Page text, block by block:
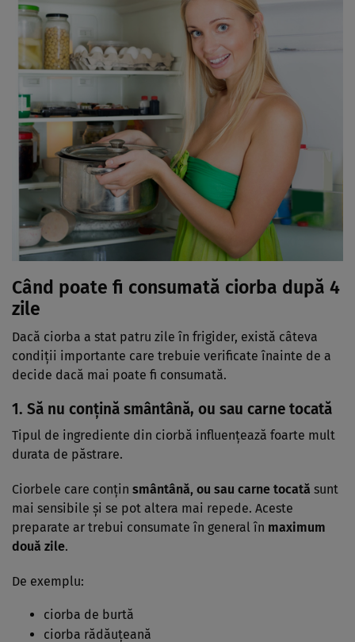
Când poate fi consumată ciorba după 4
zile
Dacă ciorba a stat patru zile în frigider, există câteva
condiții importante care trebuie verificate înainte de a
decide dacă mai poate fi consumată.
1. Să nu conțină smântână, ou sau carne tocată
Tipul de ingrediente din ciorbă influențează foarte mult
durata de păstrare.
Ciorbele care conțin smântână, ou sau carne tocată sunt
mai sensibile și se pot altera mai repede. Aceste
preparate ar trebui consumate în general în maximum
două zile.
De exemplu:
ciorba de burtă
ciorba rădăuțeană